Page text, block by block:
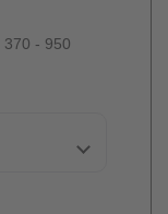
370 - 950